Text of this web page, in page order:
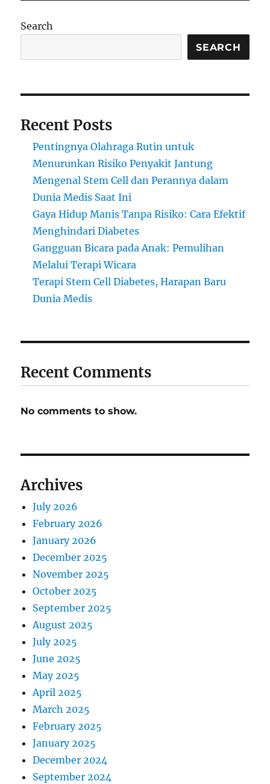
Search
SEARCH
Recent Posts
Pentingnya Olahraga Rutin untuk
Menurunkan Risiko Penyakit Jantung
Mengenal Stem Cell dan Perannya dalam
Dunia Medis Saat Ini
Gaya Hidup Manis Tanpa Risiko: Cara Efektif
Menghindari Diabetes
Gangguan Bicara pada Anak: Pemulihan
Melalui Terapi Wicara
Terapi Stem Cell Diabetes, Harapan Baru
Dunia Medis
Recent Comments
No comments to show.
Archives
July 2026
February 2026
January 2026
December 2025
November 2025
October 2025
September 2025
August 2025
July 2025
June 2025
May 2025
April 2025
March 2025
February 2025
January 2025
December 2024
September 2024